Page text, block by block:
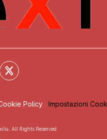
Policy Impostazioni
All Rights Reserved